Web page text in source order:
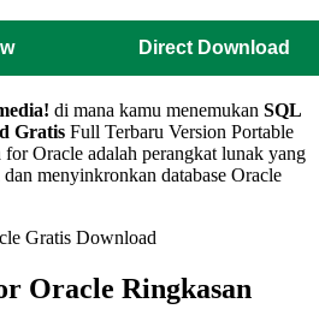
Direct Download
di mana kamu menemukan SQL
Gratis Full Terbaru Version Portable
Oracle adalah perangkat lunak yang
menyinkronkan database Oracle
Oracle Ringkasan